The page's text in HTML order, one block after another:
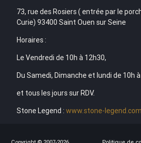
73, rue des Rosiers ( entrée par le
Curie) 93400 Saint Ouen sur Seine
Horaires :
Le Vendredi de 10h à 12h30,
Du Samedi, Dimanche et lundi de 10h
et tous les jours sur RDV.
Stone Legend : www.stone-legend.com